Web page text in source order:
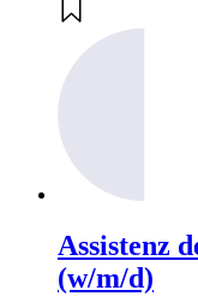
Assistenz
(w/m/d)